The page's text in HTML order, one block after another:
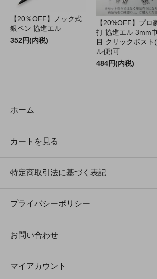
【20％OFF】ノック式
銀ペン 協進エル
352円(内税)
【20%OFF】プロ
打 協進エル 3mm
目 クリックポスト
ル便)可
484円(内税)
ホーム
カートを見る
特定商取引法に基づく表記
プライバシーポリシー
お問い合わせ
マイアカウント